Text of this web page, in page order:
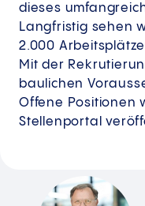
dieses
Langfristig sehen
2.000
Mit der
baulichen
Offene Positionen
Stellenportal